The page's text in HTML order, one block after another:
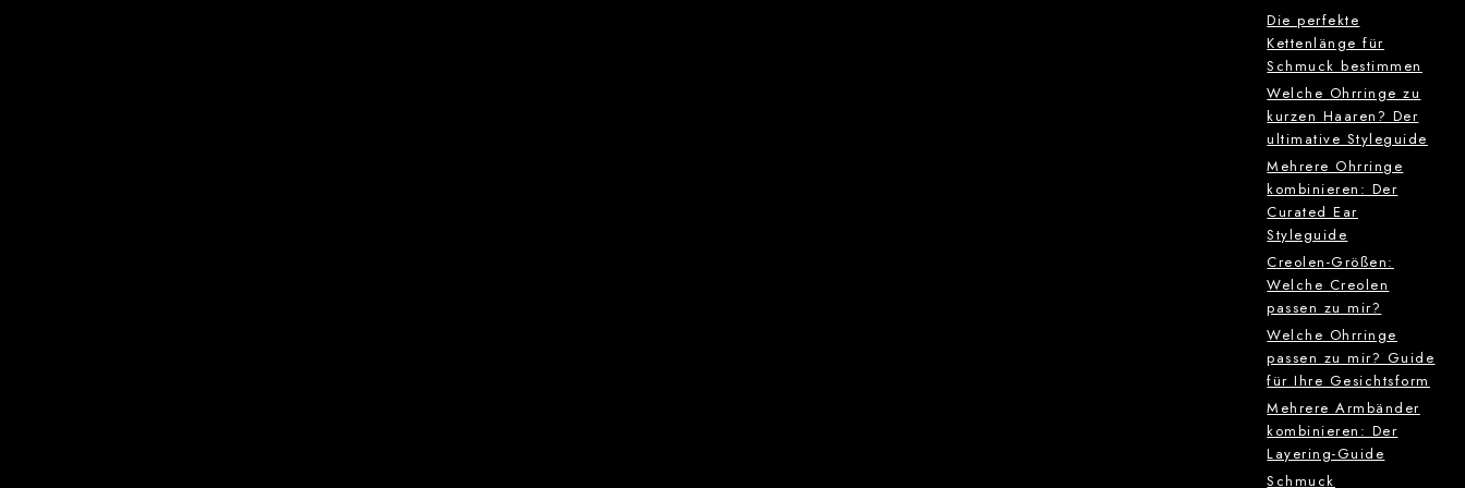
Die perfekte
Kettenlänge für
Schmuck bestimmen
Welche Ohrringe zu
kurzen Haaren? Der
ultimative Styleguide
Mehrere Ohrringe
kombinieren: Der
Curated Ear
Styleguide
Creolen-Größen:
Welche Creolen
passen zu mir?
Welche Ohrringe
passen zu mir? Guide
für Ihre Gesichtsform
Mehrere Armbänder
kombinieren: Der
Layering-Guide
Schmuck